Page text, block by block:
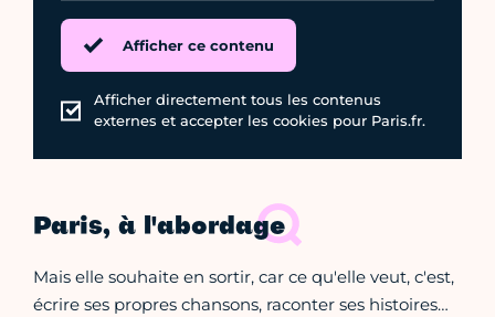
Afficher ce contenu
Afficher directement tous les contenus
externes et accepter les cookies pour Paris.fr.
Paris, à l'abordage
Mais elle souhaite en sortir, car ce qu'elle veut, c'est,
écrire ses propres chansons, raconter ses histoires…